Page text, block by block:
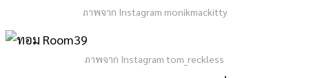
ภาพจาก Instagram monikmackitty
ภาพจาก Instagram tom_reckless